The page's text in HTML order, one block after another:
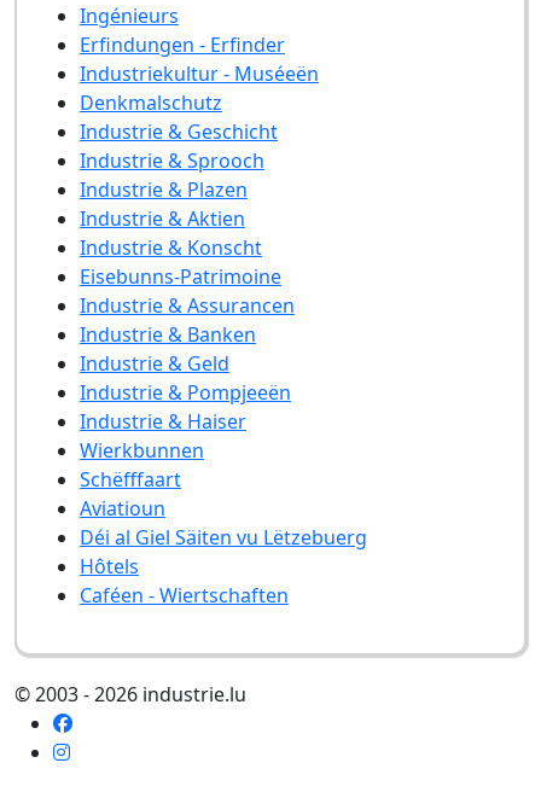
Ingénieurs
Erfindungen - Erfinder
Industriekultur - Muséeën
Denkmalschutz
Industrie & Geschicht
Industrie & Sprooch
Industrie & Plazen
Industrie & Aktien
Industrie & Konscht
Eisebunns-Patrimoine
Industrie & Assurancen
Industrie & Banken
Industrie & Geld
Industrie & Pompjeeën
Industrie & Haiser
Wierkbunnen
Schëfffaart
Aviatioun
Déi al Giel Säiten vu Lëtzebuerg
Hôtels
Caféen - Wiertschaften
© 2003 - 2026 industrie.lu